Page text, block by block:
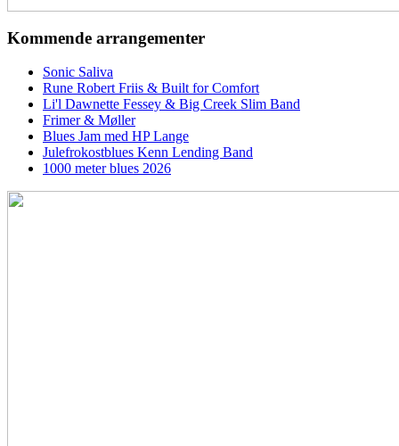
Kommende arrangementer
Sonic Saliva
Rune Robert Friis & Built for Comfort
Li'l Dawnette Fessey & Big Creek Slim Band
Frimer & Møller
Blues Jam med HP Lange
Julefrokostblues Kenn Lending Band
1000 meter blues 2026